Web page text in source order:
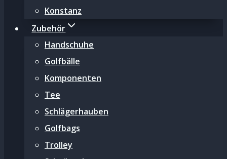
Konstanz
Zubehör
Handschuhe
Golfbälle
Komponenten
Tee
Schlägerhauben
Golfbags
Trolley